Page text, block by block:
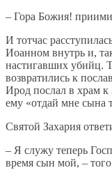
– Гора Божия!
И тотчас
Иоанном внутрь и,
настигавших убийц.
возвратились к
Ирод послал в храм к
ему «отдай мне сына
Святой Захария
– Я служу теперь
время сын мой, –